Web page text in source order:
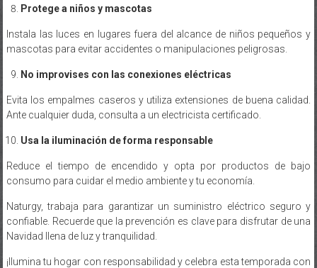
Protege a niños y mascotas
Instala las luces en lugares fuera del alcance de niños pequeños y
mascotas para evitar accidentes o manipulaciones peligrosas.
No improvises con las conexiones eléctricas
Evita los empalmes caseros y utiliza extensiones de buena calidad.
Ante cualquier duda, consulta a un electricista certificado.
Usa la iluminación de forma responsable
Reduce el tiempo de encendido y opta por productos de bajo
consumo para cuidar el medio ambiente y tu economía.
Naturgy, trabaja para garantizar un suministro eléctrico seguro y
confiable. Recuerde que la prevención es clave para disfrutar de una
Navidad llena de luz y tranquilidad.
¡Ilumina tu hogar con responsabilidad y celebra esta temporada con